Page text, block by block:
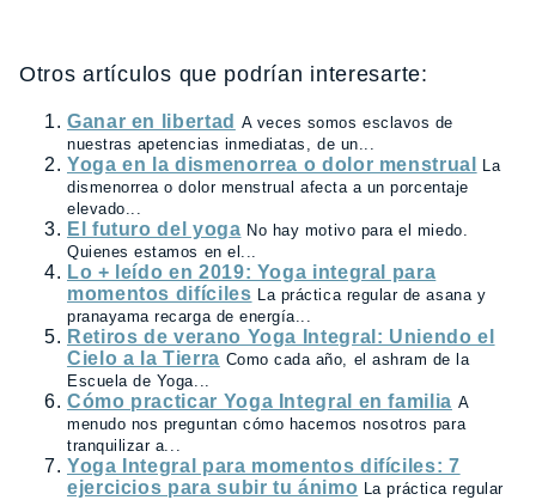
Otros artículos que podrían interesarte:
Ganar en libertad A veces somos esclavos de
nuestras apetencias inmediatas, de un...
Yoga en la dismenorrea o dolor menstrual
La
dismenorrea o dolor menstrual afecta a un porcentaje
elevado...
El futuro del yoga No hay motivo para el miedo.
Quienes estamos en el...
Lo + leído en 2019: Yoga integral para
momentos difíciles La práctica regular de asana y
pranayama recarga de energía...
Retiros de verano Yoga Integral: Uniendo el
Cielo a la Tierra Como cada año, el ashram de la
Escuela de Yoga...
Cómo practicar Yoga Integral en familia A
menudo nos preguntan cómo hacemos nosotros para
tranquilizar a...
Yoga Integral para momentos difíciles: 7
ejercicios para subir tu ánimo La práctica regular